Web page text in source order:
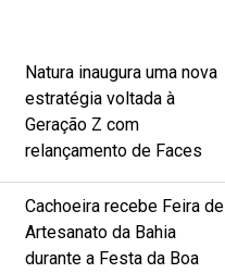
Natura inaugura uma nova
estratégia voltada à
Geração Z com
relançamento de Faces
Cachoeira recebe Feira de
Artesanato da Bahia
durante a Festa da Boa